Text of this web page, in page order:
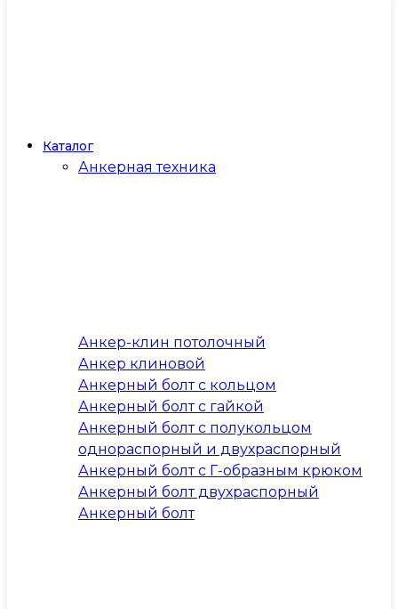
Каталог
Анкерная техника
Анкер-клин потолочный
Анкер клиновой
Анкерный болт с кольцом
Анкерный болт с гайкой
Анкерный болт с полукольцом
однораспорный и двухраспорный
Анкерный болт с Г-образным крюком
Анкерный болт двухраспорный
Анкерный болт